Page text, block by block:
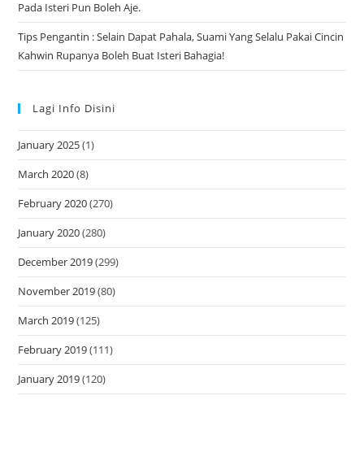
Pada Isteri Pun Boleh Aje.
Tips Pengantin : Selain Dapat Pahala, Suami Yang Selalu Pakai Cincin
Kahwin Rupanya Boleh Buat Isteri Bahagia!
Lagi Info Disini
January 2025(1)
March 2020(8)
February 2020(270)
January 2020(280)
December 2019(299)
November 2019(80)
March 2019(125)
February 2019(111)
January 2019(120)